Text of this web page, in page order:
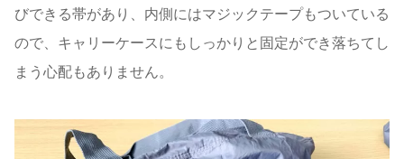
びできる帯があり、内側にはマジックテープもついている
ので、キャリーケースにもしっかりと固定ができ落ちてし
まう心配もありません。